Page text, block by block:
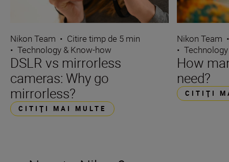
Nikon Team • Citire timp de 5 min
• Technology & Know-how
DSLR vs mirrorless
cameras: Why go
mirrorless?
CITIŢI MAI MULTE
Nikon Team
•
How
need?
CITIŢI